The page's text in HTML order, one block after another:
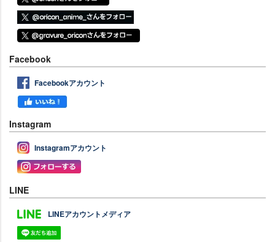
Facebook
Facebookアカウント
Instagram
Instagramアカウント
LINE
LINEアカウントメディア